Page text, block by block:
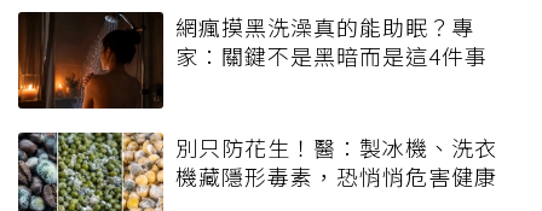
網瘋摸黑洗澡真的能助眠？專
家：關鍵不是黑暗而是這4件事
別只防花生！醫：製冰機、洗衣
機藏隱形毒素，恐悄悄危害健康